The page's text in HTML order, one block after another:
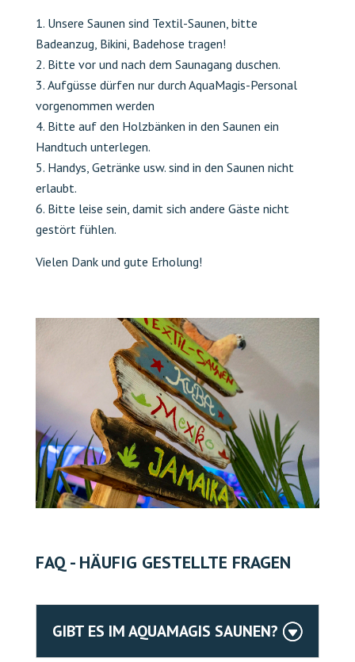
Unsere Saunen sind Textil-Saunen, bitte
Badeanzug, Bikini, Badehose tragen!
Bitte vor und nach dem Saunagang duschen.
Aufgüsse dürfen nur durch AquaMagis-Personal
vorgenommen werden
Bitte auf den Holzbänken in den Saunen ein
Handtuch unterlegen.
Handys, Getränke usw. sind in den Saunen nicht
erlaubt.
Bitte leise sein, damit sich andere Gäste nicht
gestört fühlen.
Vielen Dank und gute Erholung!
FAQ - HÄUFIG GESTELLTE FRAGEN
G
GIBT ES IM AQUAMAGIS SAUNEN?